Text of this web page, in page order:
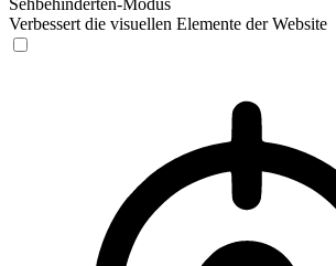
Sehbehinderten-Modus
Verbessert die visuellen Elemente der Website